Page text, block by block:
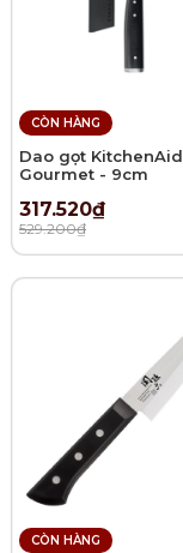
CÒN HÀNG
Dao gọt KitchenAid
Gourmet - 9cm
317.520₫
529.200₫
CÒN HÀNG